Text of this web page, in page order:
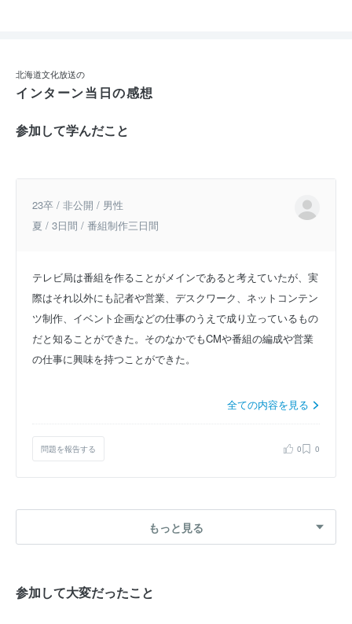
北海道文化放送の
インターン当日の感想
参加して学んだこと
23卒 / 非公開 / 男性
夏 / 3日間 / 番組制作三日間
テレビ局は番組を作ることがメインであると考えていたが、実
際はそれ以外にも記者や営業、デスクワーク、ネットコンテン
ツ制作、イベント企画などの仕事のうえで成り立っているもの
だと知ることができた。そのなかでもCMや番組の編成や営業
の仕事に興味を持つことができた。
全ての内容を見る
問題を報告する 0 0
もっと見る
参加して大変だったこと